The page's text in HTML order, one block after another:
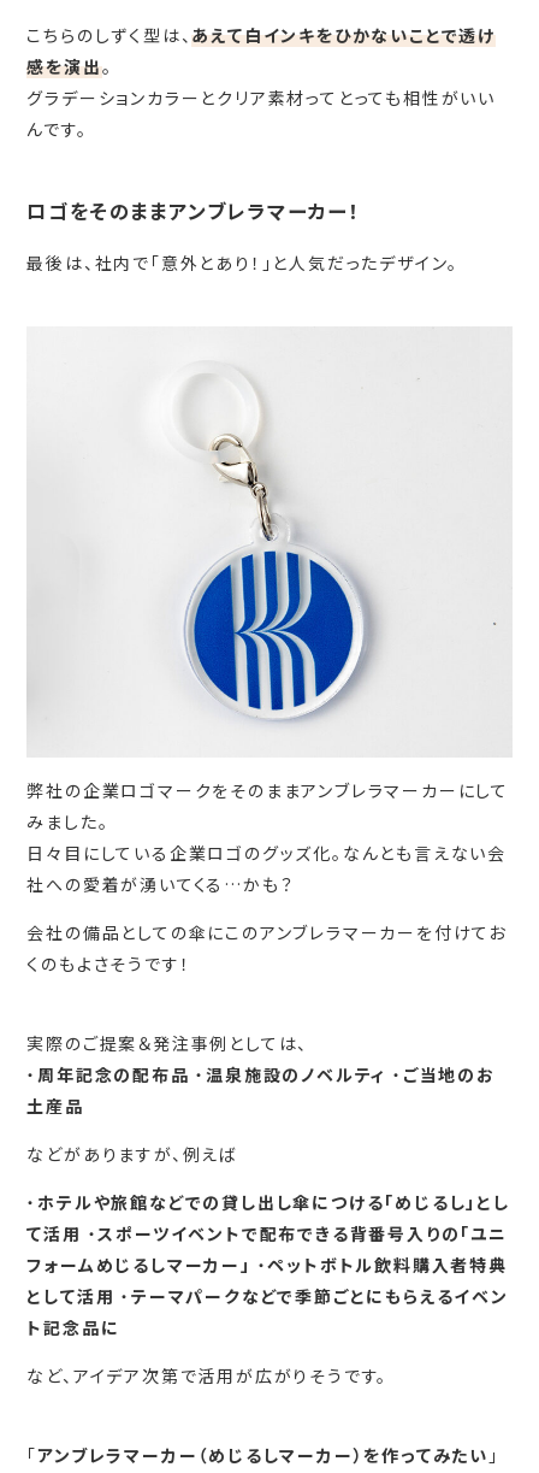
こちらのしずく型は、あえて白インキをひかないことで透け
感を演出。
グラデーションカラーとクリア素材ってとっても相性がいい
んです。
ロゴをそのままアンブレラマーカー！
最後は、社内で「意外とあり！」と人気だったデザイン。
弊社の企業ロゴマークをそのままアンブレラマーカーにして
みました。
日々目にしている企業ロゴのグッズ化。なんとも言えない会
社への愛着が湧いてくる…かも？
会社の備品としての傘にこのアンブレラマーカーを付けてお
くのもよさそうです！
実際のご提案＆発注事例としては、
・周年記念の配布品 ・温泉施設のノベルティ ・ ご当地のお
土産品
などがありますが、例えば
・ホテルや旅館などでの貸し出し傘につける「めじるし」とし
て活用 ・スポーツイベントで配布できる背番号入りの「ユニ
フォームめじるしマーカー」 ・ペットボトル飲料購入者特典
として活用 ・テーマパークなどで季節ごとにもらえるイベン
ト記念品に
など、アイデア次第で活用が広がりそうです。
「アンブレラマーカー（めじるしマーカー）を作ってみたい 」